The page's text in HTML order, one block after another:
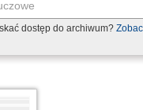
dostęp do archiwum?